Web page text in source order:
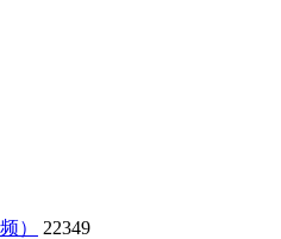
）
22349